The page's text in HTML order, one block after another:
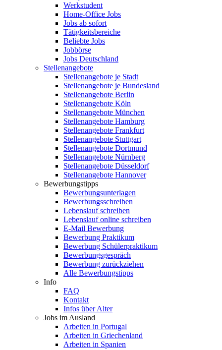
Werkstudent
Home-Office Jobs
Jobs ab sofort
Tätigkeitsbereiche
Beliebte Jobs
Jobbörse
Jobs Deutschland
Stellenangebote
Stellenangebote je Stadt
Stellenangebote je Bundesland
Stellenangebote Berlin
Stellenangebote Köln
Stellenangebote München
Stellenangebote Hamburg
Stellenangebote Frankfurt
Stellenangebote Stuttgart
Stellenangebote Dortmund
Stellenangebote Nürnberg
Stellenangebote Düsseldorf
Stellenangebote Hannover
Bewerbungstipps
Bewerbungsunterlagen
Bewerbungsschreiben
Lebenslauf schreiben
Lebenslauf online schreiben
E-Mail Bewerbung
Bewerbung Praktikum
Bewerbung Schülerpraktikum
Bewerbungsgespräch
Bewerbung zurückziehen
Alle Bewerbungstipps
Info
FAQ
Kontakt
Infos über Alter
Jobs im Ausland
Arbeiten in Portugal
Arbeiten in Griechenland
Arbeiten in Spanien